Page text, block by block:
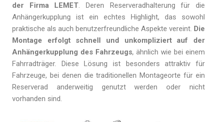
der Firma LEMET. Deren Reserveradhalterung für die
Anhängerkupplung ist ein echtes Highlight, das sowohl
praktische als auch benutzerfreundliche Aspekte vereint. Die
Montage erfolgt schnell und unkompliziert auf der
Anhängerkupplung des Fahrzeugs, ähnlich wie bei einem
Fahrradträger. Diese Lösung ist besonders attraktiv für
Fahrzeuge, bei denen die traditionellen Montageorte für ein
Reserverad anderweitig genutzt werden oder nicht
vorhanden sind.